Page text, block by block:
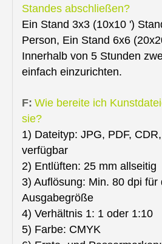
Standes abschließen?
Ein Stand 3x3 (10x10 ')
Person, Ein Stand 6x6
Innerhalb von 5 Stunden
einfach einzurichten.
F: Wie bereite ich
sie?
1) Dateityp: JPG, PDF,
verfügbar
2) Entlüften: 25 mm allseitig
3) Auflösung: Min. 80 dpi für
Ausgabegröße
4) Verhältnis 1: 1 oder 1:10
5) Farbe: CMYK